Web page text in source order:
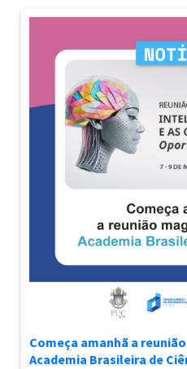
Começa amanhã a
Academia Brasileira de